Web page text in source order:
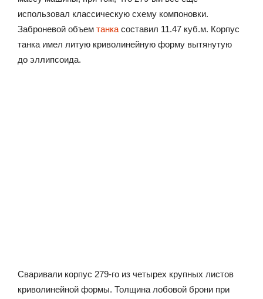
использовал классическую схему компоновки.
Заброневой объем танка составил 11.47 куб.м. Корпус
танка имел литую криволинейную форму вытянутую
до эллипсоида.
Сваривали корпус 279-го из четырех крупных листов
криволинейной формы. Толщина лобовой брони при